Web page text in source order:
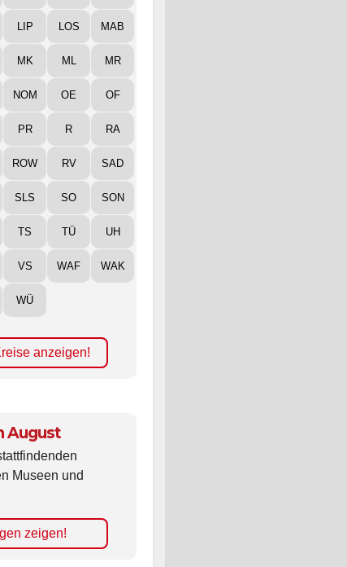
LIP LOS MAB
MK ML MR
NOM OE OF
PR R RA
ROW RV SAD
SLS SO SON
TS TÜ UH
VS WAF WAK
WÜ
anzeigen!
August
Museen und
zeigen!